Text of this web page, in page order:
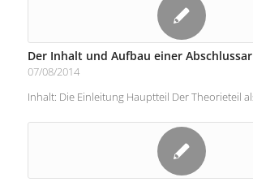
Der Inhalt und Aufbau einer
07/08/2014
Inhalt: Die Einleitung Hauptteil Der Theorieteil